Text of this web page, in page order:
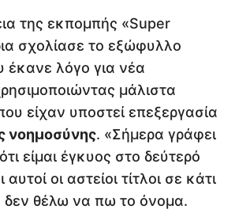
της εκπομπής «Super
σχολίασε το εξώφυλλο
έκανε λόγο για νέα
μάλιστα
είχαν υποστεί επεξεργασία
νοημοσύνης. «Σήμερα γράφει
είμαι έγκυος στο δεύτερό
αυτοί οι αστείοι τίτλοι σε κάτι
δεν θέλω να πω το όνομα.